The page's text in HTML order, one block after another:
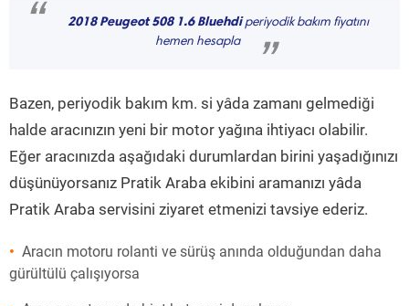
“ 2018 Peugeot 508 1.6 Bluehdiperiyodik bakım fiyatını
hemen hesapla
”
Bazen, periyodik bakım km. si yâda zamanı gelmediği
halde aracınızın yeni bir motor yağına ihtiyacı olabilir.
Eğer aracınızda aşağıdaki durumlardan birini yaşadığınızı
düşünüyorsanız Pratik Araba ekibini aramanızı yâda
Pratik Araba servisini ziyaret etmenizi tavsiye ederiz.
Aracın motoru rolanti ve sürüş anında olduğundan daha
gürültülü çalışıyorsa